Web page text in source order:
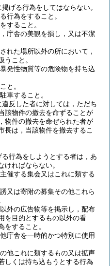
げる行為をしてはならない。
行為をすること。
すること。
庁舎の美観を損し，又は不潔
れた場所以外の所において，
うこと。
発性物質等の危険物を持ち込
と。
車すること。
違反した者に対しては，ただち
該物件の撤去を命ずることが
物件の撤去を命ぜられた者が
長は，当該物件を撤去するこ
行為をしようとする者は，あ
ければならない。
催する集会又はこれに類する
又は寄附の募集その他これら
外の広告物等を掲示し，配布
を目的とするもの以外の看
をすること。
庁舎を一時的かつ特別に使用
他これに類するもの又は拡声
しくは持ち込もうとする行為